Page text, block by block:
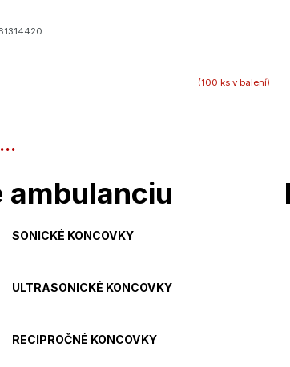
(100 ks v balení)
ambulanciu
SONICKÉ KONCOVKY
ULTRASONICKÉ KONCOVKY
RECIPROČNÉ KONCOVKY